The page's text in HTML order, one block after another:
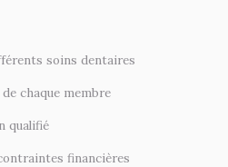
soins dentaires
chaque membre
qualifié
financières